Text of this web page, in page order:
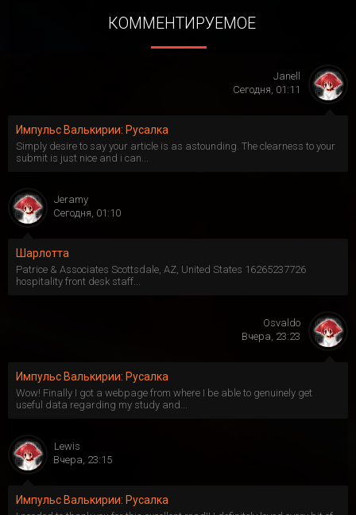
КОММЕНТИРУЕМОЕ
Импульс Валькирии: Русалка
Simply desire to say your article is as astounding. The clearness to your
submit is just nice and i can...
Janell
Сегодня, 01:11
Шарлотта
Patrice & Associates Scottsdale, AZ, United States 16265237726
hospitality front desk staff...
Jeramy
Сегодня, 01:10
Импульс Валькирии: Русалка
Wow! Finally I got a webpage from where I be able to genuinely get
useful data regarding my study and...
Osvaldo
Вчера, 23:23
Импульс Валькирии: Русалка
Lewis
Вчера, 23:15